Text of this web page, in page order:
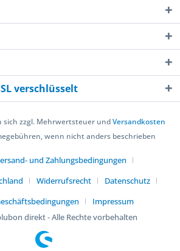
verschlüsselt
sich zzgl. Mehrwertsteuer undVersandkosten
wenn nicht anders beschrieben
und Zahlungsbedingungen
Widerrufsrecht
Datenschutz
Impressum
direkt - Alle Rechte vorbehalten